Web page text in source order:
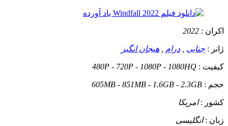
اکران : 2022
ژانر : جنایی درام هیجان انگیز
کیفیت : 480P - 720P - 1080P - 1080HQ
حجم : 605MB - 851MB - 1.6GB - 2.3GB
کشور :امریکا
زبان :انگلیسی